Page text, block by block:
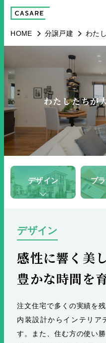
HOME 分譲戸建 わた
わたしたちが
デザイン プ
デザイン
感性に響く美
豊かな時間を育
注⽂住宅で多くの実績を
内装設計からインテリア
す。また、住む方の使い